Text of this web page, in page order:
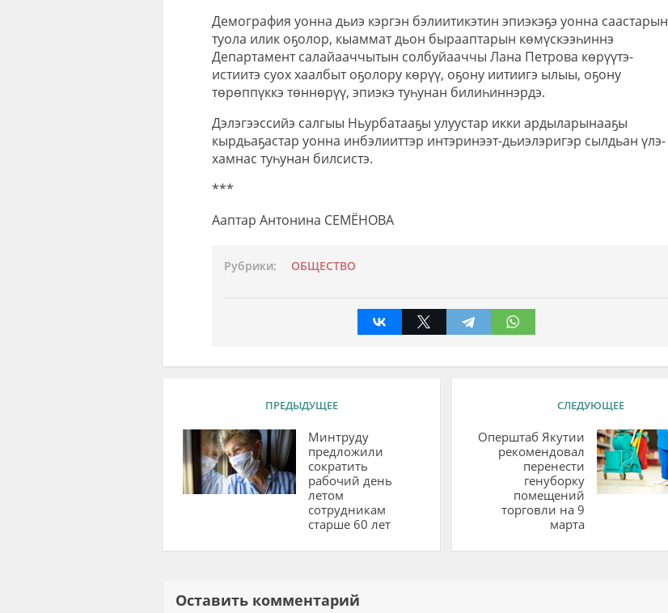
Демография уонна дьиэ кэргэн бэлиитикэтин эпиэкэҕэ уонна саастарын
туола илик оҕолор, кыаммат дьон бырааптарын көмүскээһиннэ
Департамент салайааччытын солбуйааччы Лана Петрова көрүүтэ-
истиитэ суох хаалбыт оҕолору көрүү, оҕону иитиигэ ылыы, оҕону
төрөппүккэ төннөрүү, эпиэкэ туһунан билиһиннэрдэ.
Дэлэгээссийэ салгыы Ньурбатааҕы улуустар икки ардыларынааҕы
кырдьаҕастар уонна инбэлииттэр интэринээт-дьиэлэригэр сылдьан үлэ-
хамнас туһунан билсистэ.
***
Ааптар Антонина СЕМЁНОВА
Рубрики: ОБЩЕСТВО
ПРЕДЫДУЩЕЕ
Минтруду
предложили
сократить
рабочий день
летом
сотрудникам
старше 60 лет
СЛЕДУЮЩЕЕ
Оперштаб Якутии
рекомендовал
перенести
генуборку
помещений
торговли на 9
марта
Оставить комментарий